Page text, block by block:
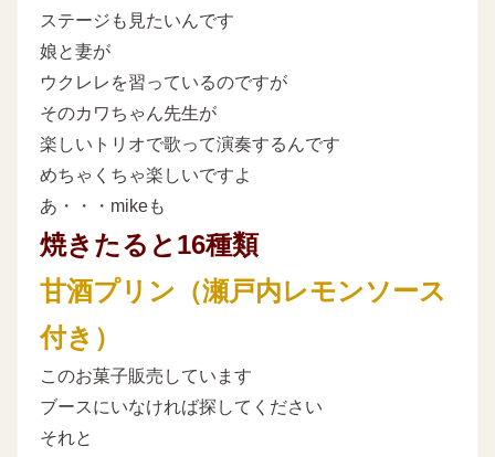
ステージも見たいんです
娘と妻が
ウクレレを習っているのですが
そのカワちゃん先生が
楽しいトリオで歌って演奏するんです
めちゃくちゃ楽しいですよ
あ・・・mikeも
焼きたると16種類
甘酒プリン（瀬戸内レモンソース
付き）
このお菓子販売しています
ブースにいなければ探してください
それと